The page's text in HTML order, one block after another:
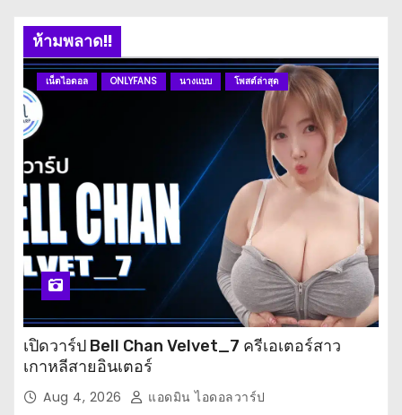
ห้ามพลาด!!
เน็ตไอดอล ONLYFANS นางแบบ โพสต์ล่าสุด
เปิดวาร์ป Bell Chan Velvet_7 ครีเอเตอร์สาว
เกาหลีสายอินเตอร์
Aug 4, 2026 แอดมิน ไอดอลวาร์ป